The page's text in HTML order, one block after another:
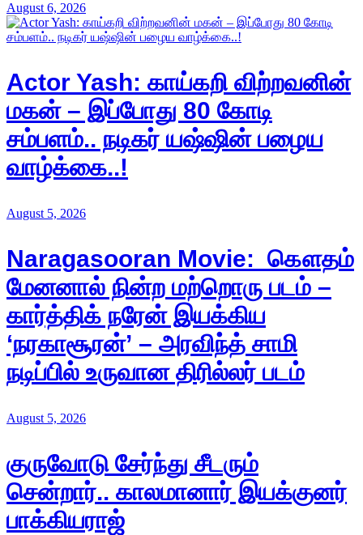
August 6, 2026
Actor Yash: காய்கறி விற்றவனின்
மகன் – இப்போது 80 கோடி
சம்பளம்.. நடிகர் யஷ்ஷின் பழைய
வாழ்க்கை..!
August 5, 2026
Naragasooran Movie: கௌதம்
மேனனால் நின்ற மற்றொரு படம் –
கார்த்திக் நரேன் இயக்கிய
‘நரகாசூரன்’ – அரவிந்த் சாமி
நடிப்பில் உருவான திரில்லர் படம்
August 5, 2026
குருவோடு சேர்ந்து சீடரும்
சென்றார்.. காலமானார் இயக்குனர்
பாக்கியராஜ்